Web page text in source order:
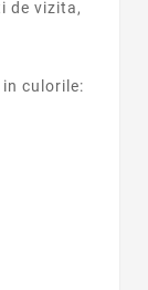
de vizita,
culorile: